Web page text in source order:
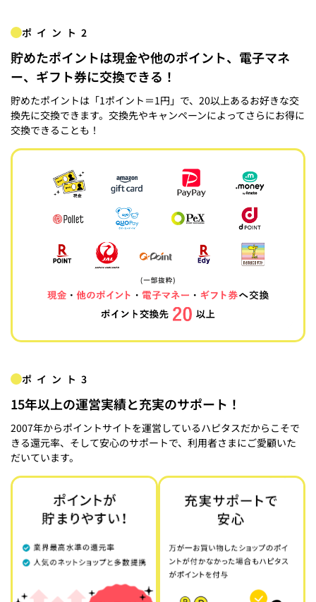
ポイント2
貯めたポイントは現金や他のポイント、電子マネ
ー、ギフト券に交換できる！
貯めたポイントは「1ポイント＝1円」で、20以上あるお好きな交
換先に交換できます。交換先やキャンペーンによってさらにお得に
交換できることも！
ポイント3
15年以上の運営実績と充実のサポート！
2007年からポイントサイトを運営しているハピタスだからこそで
きる還元率、そして安心のサポートで、利用者さまにご愛顧いた
だいています。